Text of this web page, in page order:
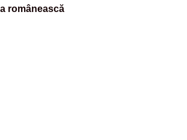
românească